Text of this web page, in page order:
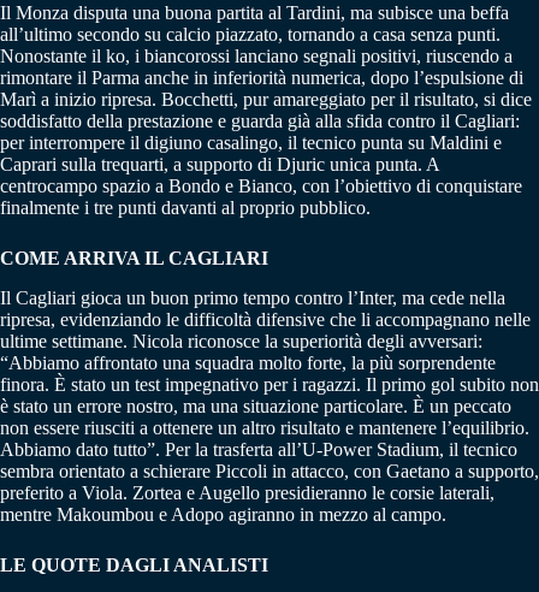
Il Monza disputa una buona partita al Tardini, ma subisce una beffa
all’ultimo secondo su calcio piazzato, tornando a casa senza punti.
Nonostante il ko, i biancorossi lanciano segnali positivi, riuscendo a
rimontare il Parma anche in inferiorità numerica, dopo l’espulsione di
Marì a inizio ripresa. Bocchetti, pur amareggiato per il risultato, si dice
soddisfatto della prestazione e guarda già alla sfida contro il Cagliari:
per interrompere il digiuno casalingo, il tecnico punta su Maldini e
Caprari sulla trequarti, a supporto di Djuric unica punta. A
centrocampo spazio a Bondo e Bianco, con l’obiettivo di conquistare
finalmente i tre punti davanti al proprio pubblico.
COME ARRIVA IL CAGLIARI
Il Cagliari gioca un buon primo tempo contro l’Inter, ma cede nella
ripresa, evidenziando le difficoltà difensive che li accompagnano nelle
ultime settimane. Nicola riconosce la superiorità degli avversari:
“Abbiamo affrontato una squadra molto forte, la più sorprendente
finora. È stato un test impegnativo per i ragazzi. Il primo gol subito non
è stato un errore nostro, ma una situazione particolare. È un peccato
non essere riusciti a ottenere un altro risultato e mantenere l’equilibrio.
Abbiamo dato tutto”. Per la trasferta all’U-Power Stadium, il tecnico
sembra orientato a schierare Piccoli in attacco, con Gaetano a supporto,
preferito a Viola. Zortea e Augello presidieranno le corsie laterali,
mentre Makoumbou e Adopo agiranno in mezzo al campo.
LE QUOTE DAGLI ANALISTI